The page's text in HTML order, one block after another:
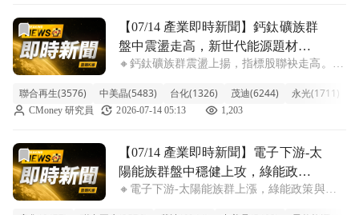
前往【07/14 產業即時新聞】鈣鈦礦族群盤中震盪走高，新
【07/14 產業即時新聞】鈣鈦礦族群
盤中震盪走高，新世代能源題材持
續點火。
🔸鈣鈦礦族群震盪上揚，指標股聯袂走高。
2.06%。觀察盤面，聯合再生、中美晶扮演領
漲要角，漲幅均逾4%。此波資金進駐主要受
聯合再生(3576) 中美晶(5483) 台化(1326) 茂迪(6244) 永光(1711)
CMoney 研究員 2026-07-14 05:13 1,203
前往【07/14 產業即時新聞】電子下游-太陽能族群盤中穩健
【07/14 產業即時新聞】電子下游-太
陽能族群盤中穩健上攻，綠能政策
題材續熱，電價議題聚焦個股營運
🔸電子下游-太陽能族群上漲，綠能政策與電